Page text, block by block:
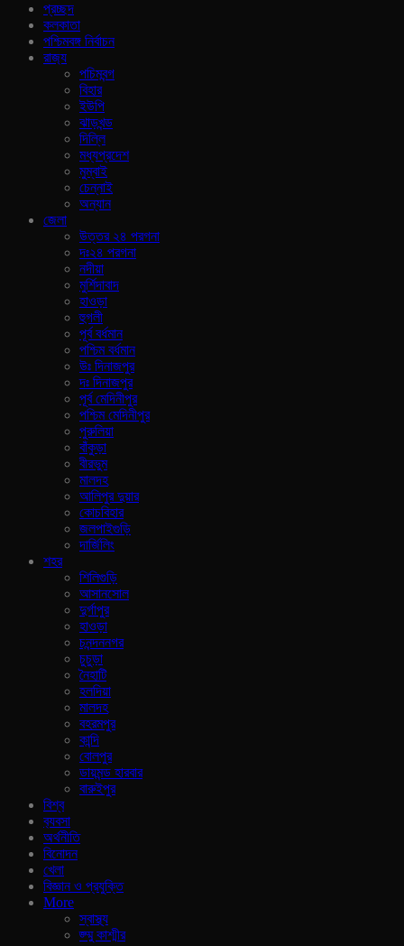
প্রচ্ছদ
কলকাতা
পশ্চিমবঙ্গ নির্বাচন
রাজ‍্য
পচিমবন্গ
বিহার
ইউপি
ঝাড়খন্ড
দিল্লি
মধ্যপ্রদেশ
মুম্বাই
চেন্নাই
অন্যান
জেলা
উত্তর ২৪ পরগনা
দঃ২৪ পরগনা
নদীয়া
মুর্শিদাবাদ
হাওড়া
হুগলী
পূর্ব বর্ধমান
পশ্চিম বর্ধমান
উঃ দিনাজপুর
দঃ দিনাজপুর
পূর্ব মেদিনীপুর
পশ্চিম মেদিনীপুর
পুরুলিয়া
বাঁকুড়া
বীরভুম
মালদহ
আলিপুর দুয়ার
কোচবিহার
জলপাইগুড়ি
দার্জিলিং
শহর
শিলিগুড়ি
আসানসোল
দুর্গাপুর
হাওড়া
চনন্দননগর
চুচুড়া
নৈহাটি
হলদিয়া
মালদহ
বহরমপুর
কান্দি
বোলপুর
ডায়মন্ড হারবার
বারুইপুর
বিশ্ব
ব‍্যবসা
অর্থনীতি
বিনোদন
খেলা
বিজ্ঞান ও প্রযুক্তি
More
স্বাস্থ্য
জ্ম্মু কাশ্মীর